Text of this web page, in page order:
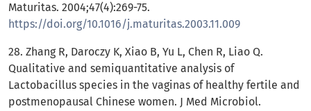
Maturitas. 2004;47(4):269-75.
https://doi.org/10.1016/j.maturitas.2003.11.009
28. Zhang R, Daroczy K, Xiao B, Yu L, Chen R, Liao Q.
Qualitative and semiquantitative analysis of
Lactobacillus species in the vaginas of healthy fertile and
postmenopausal Chinese women. J Med Microbiol.